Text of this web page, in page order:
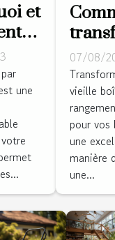
et
?
une
une
boîte
chic
vos
07/08/
vieille
pour
une
manière
une...